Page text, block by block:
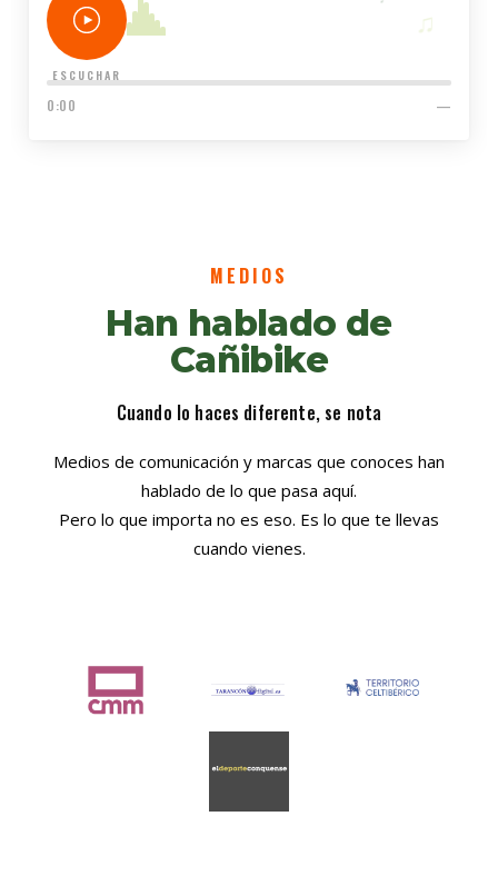
ESCUCHAR
0:00 —
MEDIOS
Han hablado de
Cañibike
Cuando lo haces diferente, se nota
Medios de comunicación y marcas que conoces han
hablado de lo que pasa aquí.
Pero lo que importa no es eso. Es lo que te llevas
cuando vienes.